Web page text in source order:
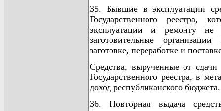
35. Бывшие в эксплуатации
Государственного реестра,
эксплуатации и ремонту не
заготовительные
заготовке, переработке и
Средства, вырученные от
Государственного реестра, в
доход республиканского бюджета.
36. Повторная выдача